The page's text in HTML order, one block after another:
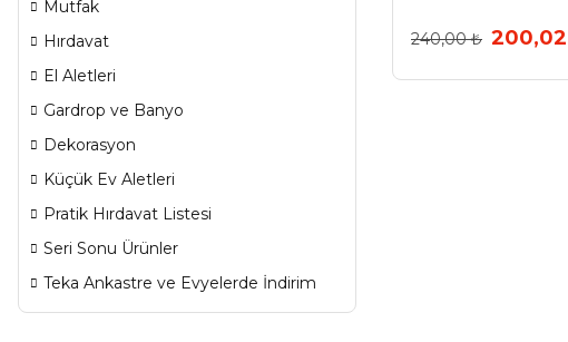
Mutfak
Hırdavat
El Aletleri
Gardrop ve Banyo
Dekorasyon
Küçük Ev Aletleri
Pratik Hırdavat Listesi
Seri Sonu Ürünler
Teka Ankastre ve Evyelerde İndirim
240,00 ₺